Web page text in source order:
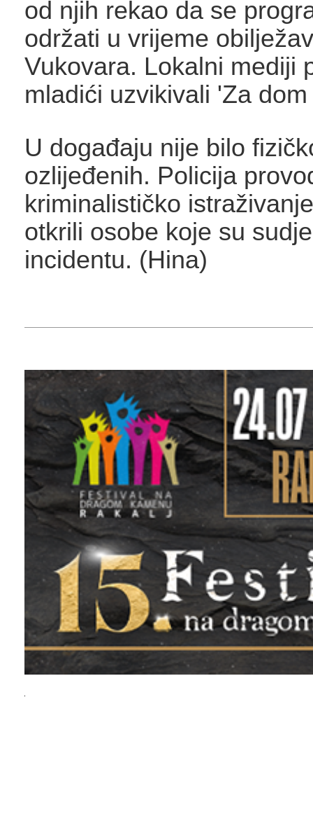
od njih rekao da se
održati u vrijeme
Vukovara. Lokalni mediji
mladići uzvikivali 'Za
U događaju nije bilo
ozlijeđenih. Policija
kriminalističko
otkrili osobe koje su
incidentu. (Hina)